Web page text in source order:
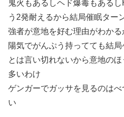
鬼火もあるしヘド爆毒もある
う2発耐えるから結局催眠ター
強者が意地を好む理由がわかる
陽気でがんぷう持ってても結
とは言い切れないから意地の
多いわけ
ゲンガーでガッサを見るのは
い